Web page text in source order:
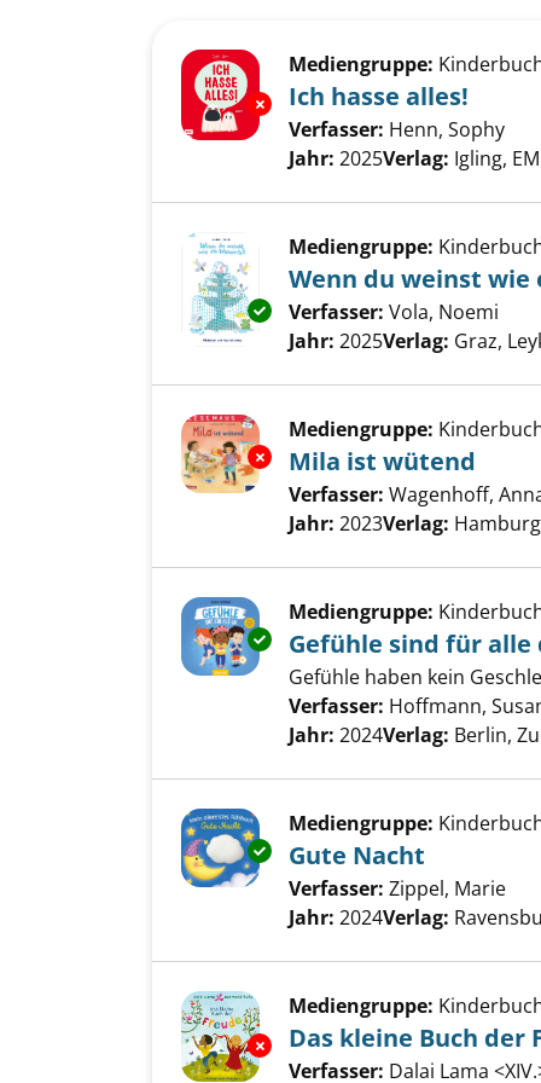
Exemplar-Details von Ich hasse
Mediengruppe:
Ich hasse alles!
Verfasser: Henn, Sophy
Jahr: 2025Verlag: Igling,
Exemplar-Details von Wenn
Mediengruppe:
Wenn du weinst wie
Verfasser: Vola, Noemi
Jahr: 2025Verlag: Graz,
Exemplar-Details von Mila ist
Mediengruppe:
Mila ist wütend
Verfasser: Wagenhoff,
Jahr: 2023Verlag:
Exemplar-Details von Gefühle
Mediengruppe:
Gefühle sind für alle
Gefühle haben kein
Verfasser: Hoffmann,
Jahr: 2024Verlag: Berlin,
Exemplar-Details von Gute
Mediengruppe:
Gute Nacht
Verfasser: Zippel, Marie
Jahr: 2024Verlag:
Exemplar-Details von Das
Mediengruppe:
Das kleine Buch der
Verfasser: Dalai Lama